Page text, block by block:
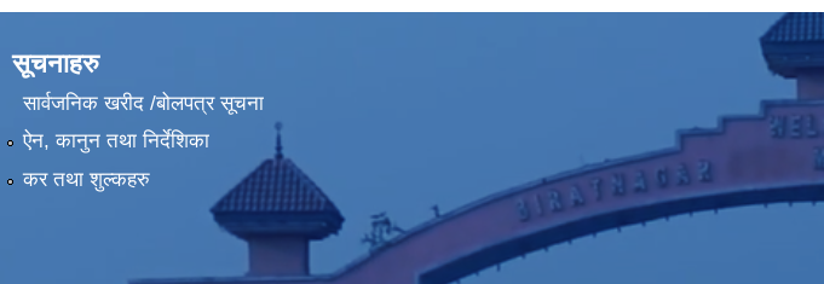
सूचनाहरु
सार्वजनिक खरीद /बोलपत्र सूचना
ऐन, कानुन तथा निर्देशिका
कर तथा शुल्कहरु